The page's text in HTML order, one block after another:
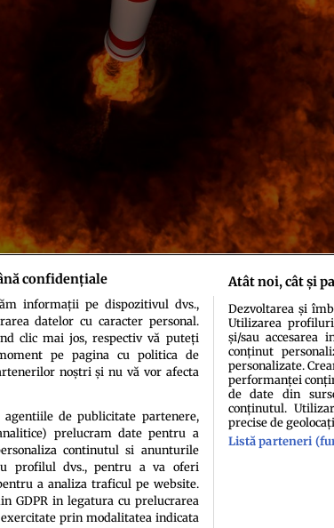
Politica de confidenţialitatePolitica de cookiesTermeni şi
confidențiale
informații pe dispozitivul dvs.,
datelor cu caracter personal.
clic mai jos, respectiv vă puteți
pe pagina cu politica de
noștri și nu vă vor afecta
de publicitate partenere,
prelucram date pentru a
continutul si anunturile
profilul dvs., pentru a va oferi
a analiza traficul pe website.
GDPR in legatura cu prelucrarea
prin modalitatea indicata
Atât noi, cât și
Dezvoltarea și
Utilizarea
și/sau
conținut
personalizate.
performanței
de date din
conținutul.
precise de
Listă parteneri